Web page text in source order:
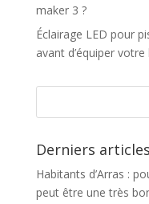
maker 3 ?
Éclairage LED pour
avant d’équiper votre
Derniers articles
Habitants d’Arras :
peut être une très